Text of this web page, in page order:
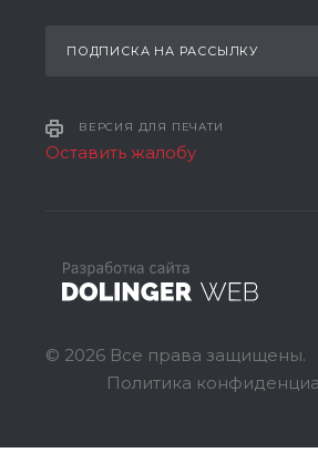
ПОДПИСКА НА РАССЫЛКУ
ВЕРСИЯ ДЛЯ ПЕЧАТИ
Оставить жалобу
© 2026 Все права защищены.
Политика